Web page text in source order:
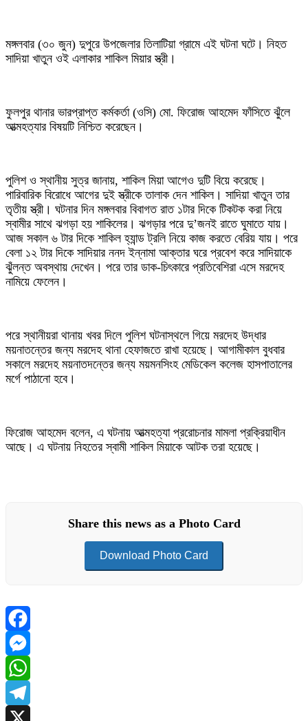
মঙ্গলবার (৩০ জুন) দুপুরে উপজেলার তিলাটিয়া গ্রামে এই ঘটনা ঘটে। নিহত
সাদিয়া খাতুন ওই এলাকার শাকিল মিয়ার স্ত্রী।
ফুলপুর থানার ভারপ্রাপ্ত কর্মকর্তা (ওসি) মো. ফিরোজ আহমেদ ফাঁসিতে ঝুঁলে
আত্মহত্যার বিষয়টি নিশ্চিত করেছেন।
পুলিশ ও স্থানীয় সুত্র জানায়, শাকিল মিয়া আগেও দুটি বিয়ে করেছে।
পারিবারিক বিরোধে আগের দুই স্ত্রীকে তালাক দেন শাকিল। সাদিয়া খাতুন তার
তৃতীয় স্ত্রী। ঘটনার দিন মঙ্গলবার বিবাগত রাত ১টার দিকে টিকটক করা নিয়ে
স্বামীর সাথে ঝগড়া হয় শাকিলের। ঝগড়ার পরে দু’জনই রাতে ঘুমাতে যায়।
আজ সকাল ৬ টার দিকে শাকিল হ্যান্ড ট্রলি নিয়ে কাজ করতে বেরিয় যায়। পরে
বেলা ১২ টার দিকে সাদিয়ার ননদ ইন্নামা আক্তার ঘরে প্রবেশ করে সাদিয়াকে
ঝুঁলন্ত অবস্থায় দেখেন। পরে তার ডাক-চিৎকারে প্রতিবেশিরা এসে মরদেহ
নামিয়ে ফেলেন।
পরে স্থানীয়রা থানায় খবর দিলে পুলিশ ঘটনাস্থলে গিয়ে মরদেহ উদ্ধার
ময়নাতন্তের জন্য মরদেহ থানা হেফাজতে রাখা হয়েছে। আগামীকাল বুধবার
সকালে মরদেহ ময়নাতদন্তের জন্য ময়মনসিংহ মেডিকেল কলেজ হাসপাতালের
মর্গে পাঠানো হবে।
ফিরোজ আহমেদ বলেন, এ ঘটনায় আত্মহত্যা প্ররোচনার মামলা প্রক্রিয়াধীন
আছে। এ ঘটনায় নিহতের স্বামী শাকিল মিয়াকে আটক তরা হয়েছে।
Share this news as a Photo Card
Download Photo Card
Facebook
Messenger
WhatsApp
Telegram